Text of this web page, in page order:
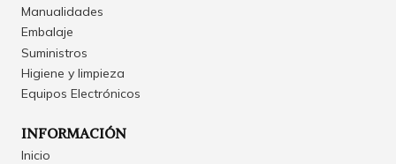
Manualidades
Embalaje
Suministros
Higiene y limpieza
Equipos Electrónicos
INFORMACIÓN
Inicio